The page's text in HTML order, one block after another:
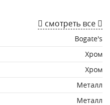
смотреть все
Bogate's
Хром
Хром
Металл
Металл